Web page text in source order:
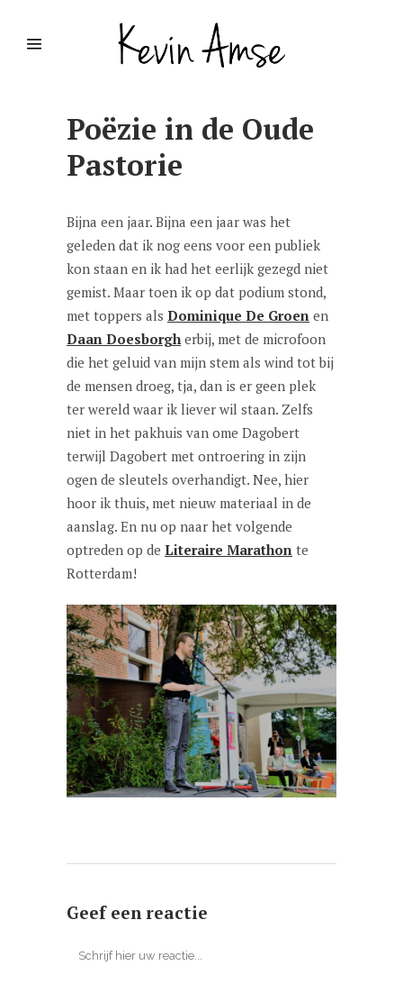
Poëzie in de Oude
Pastorie
Bijna een jaar. Bijna een jaar was het
geleden dat ik nog eens voor een publiek
kon staan en ik had het eerlijk gezegd niet
gemist. Maar toen ik op dat podium stond,
met toppers als Dominique De Groen en
Daan Doesborgherbij, met de microfoon
die het geluid van mijn stem als wind tot bij
de mensen droeg, tja, dan is er geen plek
ter wereld waar ik liever wil staan. Zelfs
niet in het pakhuis van ome Dagobert
terwijl Dagobert met ontroering in zijn
ogen de sleutels overhandigt. Nee, hier
hoor ik thuis, met nieuw materiaal in de
aanslag. En nu op naar het volgende
optreden op de Literaire Marathon te
Rotterdam!
Geef een reactie